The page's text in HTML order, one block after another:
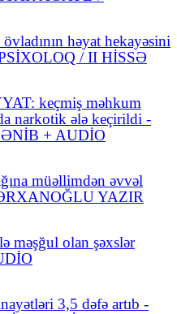
həyat hekayəsini
/ II HİSSƏ
keçmiş məhkum
narkotik ələ keçirildi -
+ AUDİO
müəllimdən əvvəl
YAZIR
məşğul olan şəxslər
3,5 dəfə artıb -